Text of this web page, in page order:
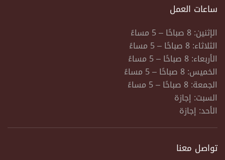
ساعات العمل
الإثنين: 8 صباحًا – 5 مساءً
الثلاثاء: 8 صباحًا – 5 مساءً
الأربعاء: 8 صباحًا – 5 مساءً
الخميس: 8 صباحًا – 5 مساءً
الجمعة: 8 صباحًا – 5 مساءً
السبت: إجازة
الأحد: إجازة
تواصل معنا